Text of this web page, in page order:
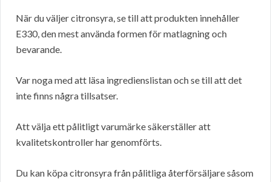
När du väljer citronsyra, se till att produkten innehåller
E330, den mest använda formen för matlagning och
bevarande.
Var noga med att läsa ingredienslistan och se till att det
inte finns några tillsatser.
Att välja ett pålitligt varumärke säkerställer att
kvalitetskontroller har genomförts.
Du kan köpa citronsyra från pålitliga återförsäljare såsom